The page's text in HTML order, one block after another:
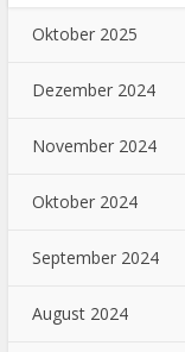
Oktober 2025
Dezember 2024
November 2024
Oktober 2024
September 2024
August 2024